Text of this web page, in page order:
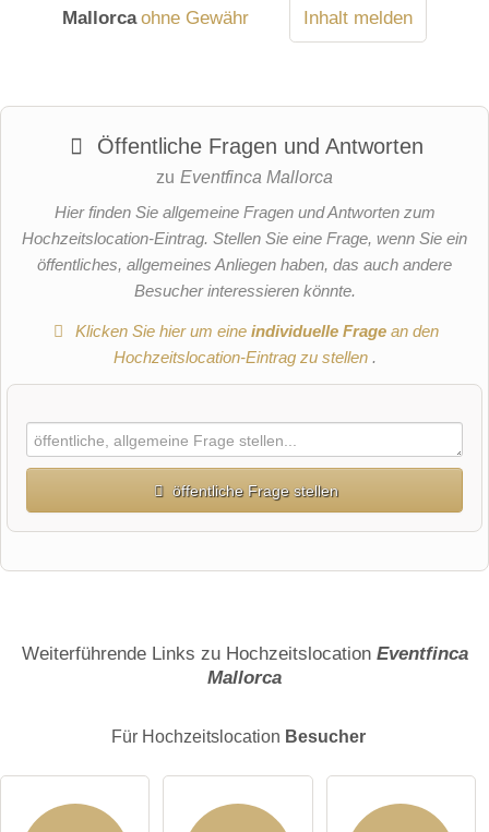
Mallorca ohne Gewähr Inhalt melden
Öffentliche Fragen und Antworten
zu Eventfinca Mallorca
Hier finden Sie allgemeine Fragen und Antworten zum
Hochzeitslocation-Eintrag. Stellen Sie eine Frage, wenn Sie ein
öffentliches, allgemeines Anliegen haben, das auch andere
Besucher interessieren könnte.
Klicken Sie hier um eineindividuelle Frage an den
Hochzeitslocation-Eintrag zu stellen .
öffentliche Frage stellen
E-Mail-Adresse (wird nicht veröffentlicht)
Weiterführende Links zu Hochzeitslocation Eventfinca
Mallorca
Für Hochzeitslocation Besucher